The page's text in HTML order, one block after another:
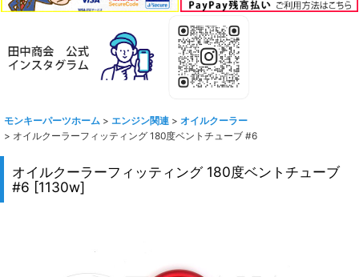
モンキーパーツホーム > エンジン関連 > オイルクーラー
> オイルクーラーフィッティング 180度ベントチューブ #6
オイルクーラーフィッティング 180度ベントチューブ
#6 [1130w]